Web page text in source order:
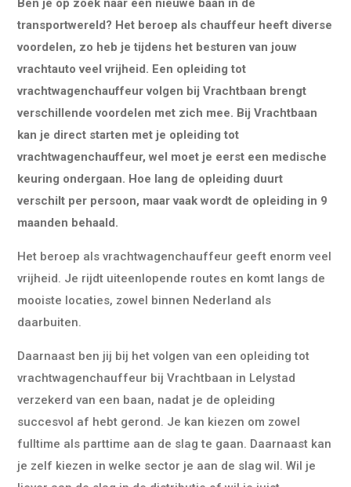
Ben je op zoek naar een nieuwe baan in de
transportwereld? Het beroep als chauffeur heeft diverse
voordelen, zo heb je tijdens het besturen van jouw
vrachtauto veel vrijheid. Een opleiding tot
vrachtwagenchauffeur volgen bij Vrachtbaan brengt
verschillende voordelen met zich mee. Bij Vrachtbaan
kan je direct starten met je opleiding tot
vrachtwagenchauffeur, wel moet je eerst een medische
keuring ondergaan. Hoe lang de opleiding duurt
verschilt per persoon, maar vaak wordt de opleiding in 9
maanden behaald.
Het beroep als vrachtwagenchauffeur geeft enorm veel
vrijheid. Je rijdt uiteenlopende routes en komt langs de
mooiste locaties, zowel binnen Nederland als
daarbuiten.
Daarnaast ben jij bij het volgen van een opleiding tot
vrachtwagenchauffeur bij Vrachtbaan in Lelystad
verzekerd van een baan, nadat je de opleiding
succesvol af hebt gerond. Je kan kiezen om zowel
fulltime als parttime aan de slag te gaan. Daarnaast kan
je zelf kiezen in welke sector je aan de slag wil. Wil je